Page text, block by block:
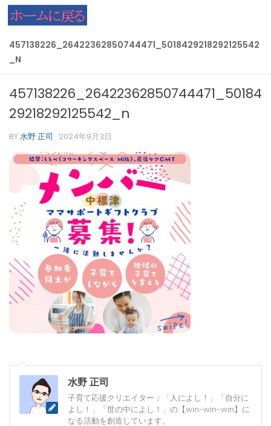
コンテンツへスキップ
457138226_26422362850744471_5018429218292125542
_N
457138226_26422362850744471_50184
29218292125542_n
BY水野 正司 · 2024年9月3日
水野 正司
子育て応援クリエイター：「人によし！」「自分に
よし！」「世の中によし！」の【win-win-win】に
なる活動を創造しています。